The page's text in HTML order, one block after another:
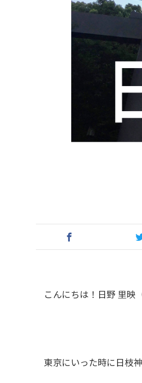
こんにちは！日野 里映
東京にいった時に日枝